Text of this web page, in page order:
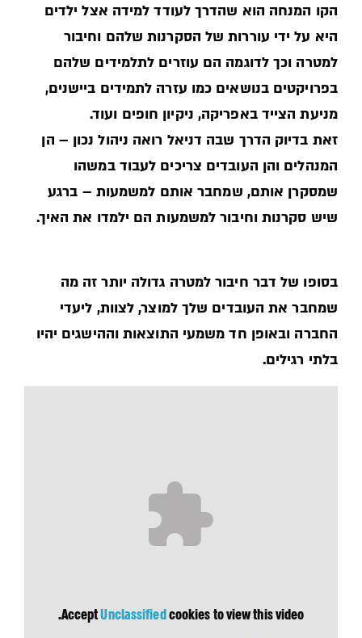
הקו המנחה הוא שהדרך לעודד למידה אצל ילדים
היא על ידי עוררות של הסקרנות שלהם וחיבור
למטרה וכך לדוגמה הם עוזרים לתלמידים שלהם
בפרויקטים בנושאים כמו עזרה לתמידים ביישנים,
מניעת הצייד באפריקה, ניקיון חופים ועוד.
זאת בדיוק הדרך שבה דניאל רואה ניהול נכון – הן
המנהלים והן העובדים צריכים לעבוד במשהו
שמסקרן אותם, שמחבר אותם למשמעות – ברגע
שיש סקרנות וחיבור למשמעות הם ילמדו את האיך.
בסופו של דבר חיבור למטרה גדולה יותר זה מה
שמחבר את העובדים שלך למוצר, לצוות, ליעדי
החברה ובאופן חד משמעי התוצאות וההישגים יהיו
בלתי רגילים.
AcceptUnclassifiedcookies to view this video.